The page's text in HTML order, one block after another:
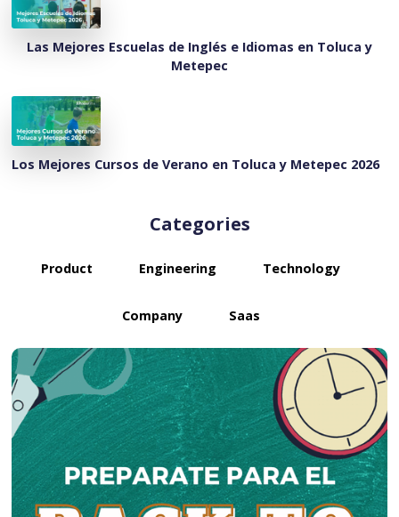
Las Mejores Escuelas de Inglés e Idiomas en Toluca y
Metepec
Los Mejores Cursos de Verano en Toluca y Metepec 2026
Categories
Product Engineering Technology
Company Saas